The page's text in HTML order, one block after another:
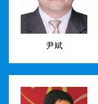
尹斌